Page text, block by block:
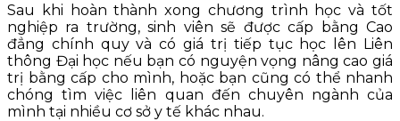
Sau khi hoàn thành xong chương trình học và tốt
nghiệp ra trường, sinh viên sẽ được cấp bằng Cao
đẳng chính quy và có giá trị tiếp tục học lên Liên
thông Đại học nếu bạn có nguyện vọng nâng cao giá
trị bằng cấp cho mình, hoặc bạn cũng có thể nhanh
chóng tìm việc liên quan đến chuyên ngành của
mình tại nhiều cơ sở y tế khác nhau.